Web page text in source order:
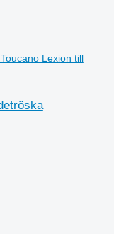
Lexion till